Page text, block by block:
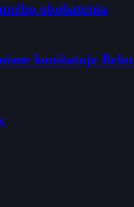
obohatenia
konštatuje